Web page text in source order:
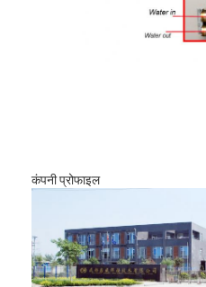
हमारे बारे में
फैक्टरी यात्रा
कंपनी प्रोफाइल